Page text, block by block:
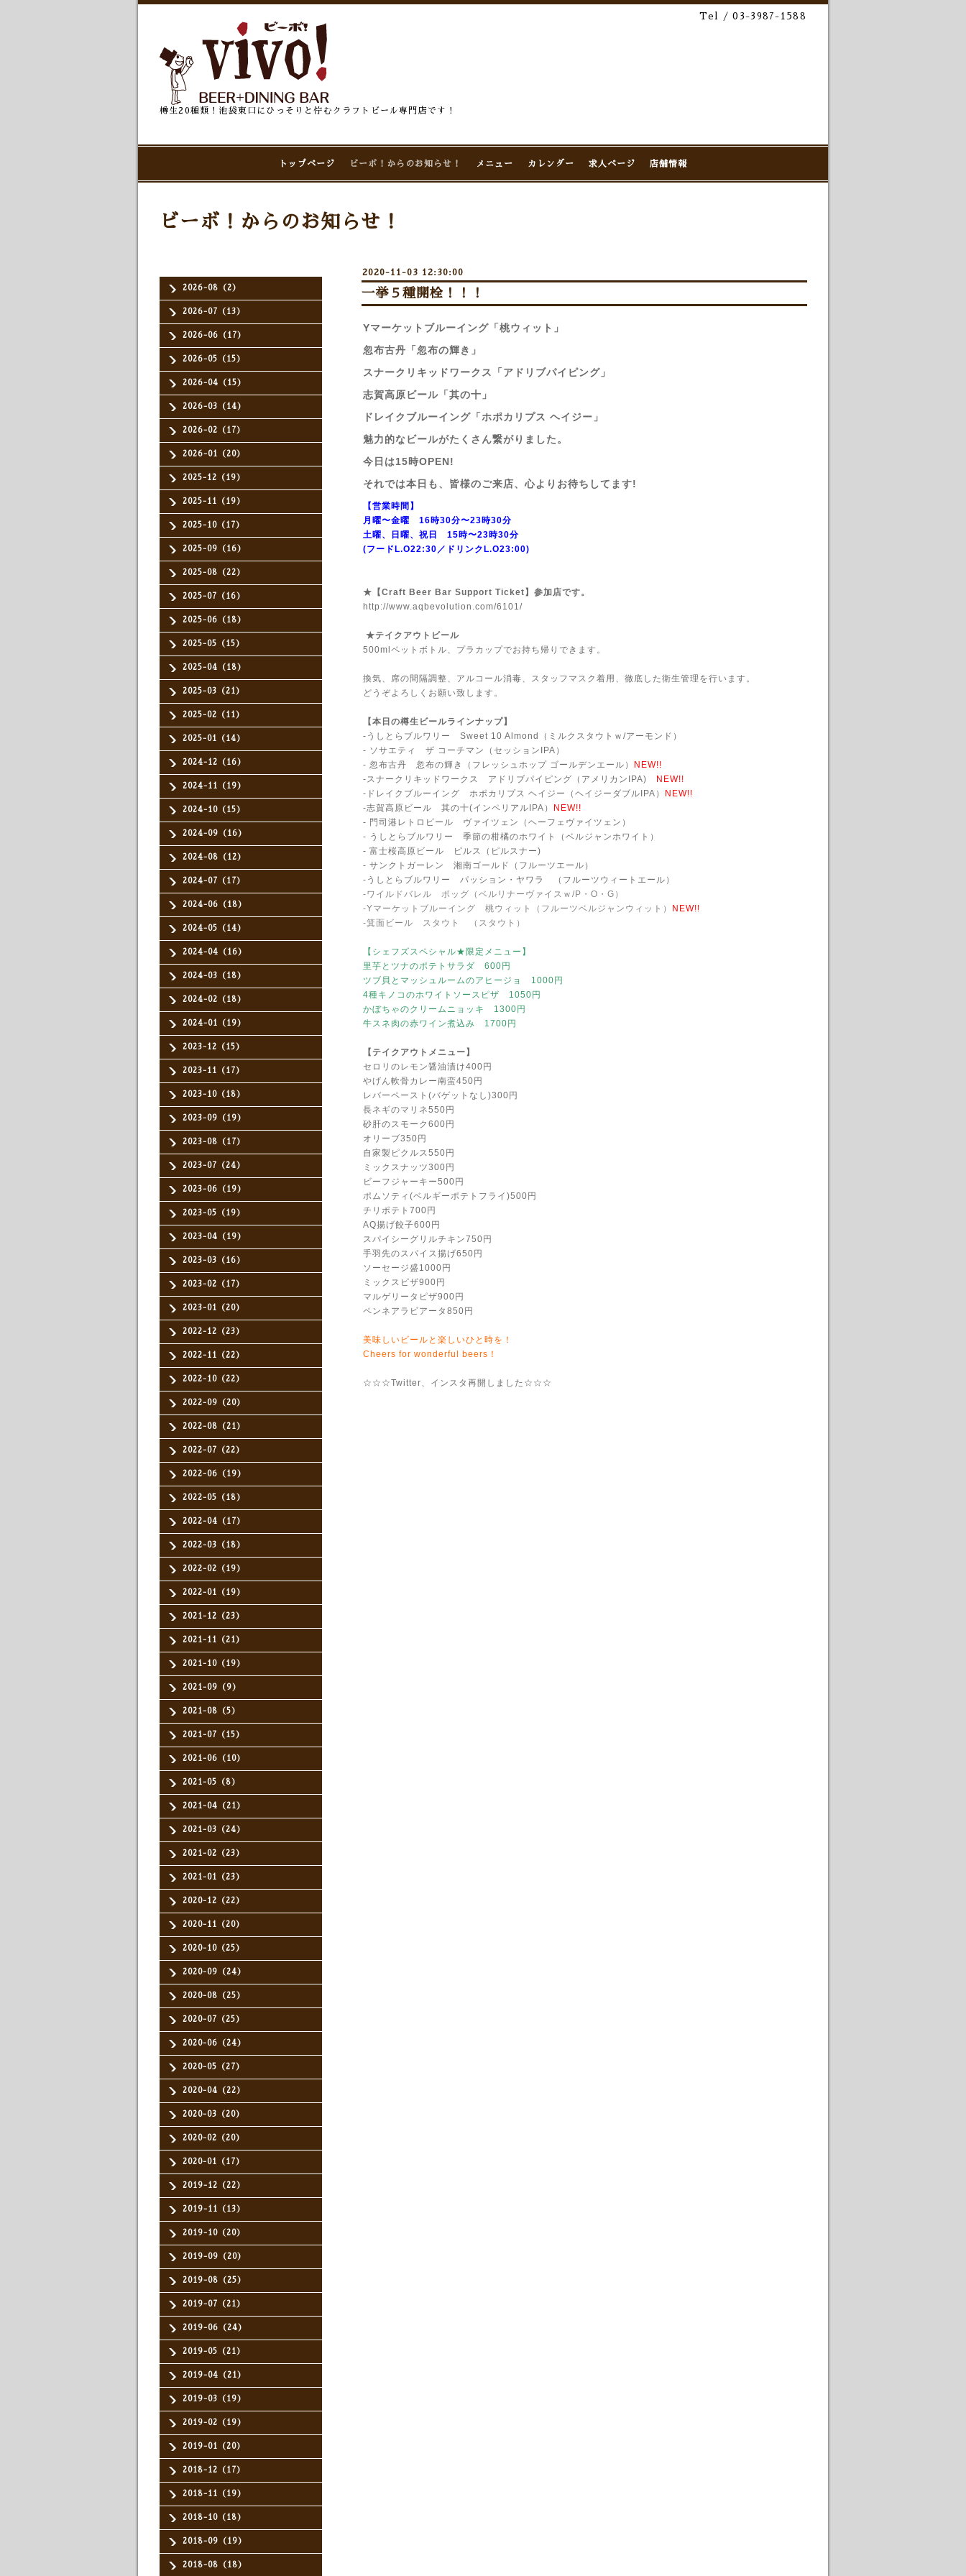
Tel / 03-3987-1588
樽生20種類！池袋東口にひっそりと佇むクラフトビール専門店です！
トップページ ビーボ！からのお知らせ！ メニュー カレンダー 求人ページ 店舗情報
2026-08（2）
2026-07（13）
2026-06（17）
2026-05（15）
2026-04（15）
2026-03（14）
2026-02（17）
2026-01（20）
2025-12（19）
2025-11（19）
2025-10（17）
2025-09（16）
2025-08（22）
2025-07（16）
2025-06（18）
2025-05（15）
2025-04（18）
2025-03（21）
2025-02（11）
2025-01（14）
2024-12（16）
2024-11（19）
2024-10（15）
2024-09（16）
2024-08（12）
2024-07（17）
2024-06（18）
2024-05（14）
2024-04（16）
2024-03（18）
2024-02（18）
2024-01（19）
2023-12（15）
2023-11（17）
2023-10（18）
2023-09（19）
2023-08（17）
2023-07（24）
2023-06（19）
2023-05（19）
2023-04（19）
2023-03（16）
2023-02（17）
2023-01（20）
2022-12（23）
2022-11（22）
2022-10（22）
2022-09（20）
2022-08（21）
2022-07（22）
2022-06（19）
2022-05（18）
2022-04（17）
2022-03（18）
2022-02（19）
2022-01（19）
2021-12（23）
2021-11（21）
2021-10（19）
2021-09（9）
2021-08（5）
2021-07（15）
2021-06（10）
2021-05（8）
2021-04（21）
2021-03（24）
2021-02（23）
2021-01（23）
2020-12（22）
2020-11（20）
2020-10（25）
2020-09（24）
2020-08（25）
2020-07（25）
2020-06（24）
2020-05（27）
2020-04（22）
2020-03（20）
2020-02（20）
2020-01（17）
2019-12（22）
2019-11（13）
2019-10（20）
2019-09（20）
2019-08（25）
2019-07（21）
2019-06（24）
2019-05（21）
2019-04（21）
2019-03（19）
2019-02（19）
2019-01（20）
2018-12（17）
2018-11（19）
2018-10（18）
2018-09（19）
2018-08（18）
ビーボ！からのお知らせ！
2020-11-03 12:30:00
一挙５種開栓！！！
Yマーケットブルーイング「桃ウィット」
忽布古丹「忽布の輝き」
スナークリキッドワークス「アドリブパイピング」
志賀高原ビール「其の十」
ドレイクブルーイング「ホポカリプス ヘイジー」
魅力的なビールがたくさん繋がりました。
今日は15時OPEN!
それでは本日も、皆様のご来店、心よりお待ちしてます!
【営業時間】
月曜〜金曜 16時30分〜23時30分
土曜、日曜、祝日 15時〜23時30分
(フードL.O22:30／ドリンクL.O23:00)
★【Craft Beer Bar Support Ticket】参加店です。
http://www.aqbevolution.com/6101/
★テイクアウトビール
500mlペットボトル、プラカップでお持ち帰りできます。
換気、席の間隔調整、アルコール消毒、スタッフマスク着用、徹底した衛生管理を行います。
どうぞよろしくお願い致します。
【本日の樽生ビールラインナップ】
-うしとらブルワリー Sweet 10 Almond（ミルクスタウトｗ/アーモンド）
- ソサエティ ザ コーチマン（セッションIPA）
- 忽布古丹 忽布の輝き（フレッシュホップ ゴールデンエール）
NEW!!
-スナークリキッドワークス アドリブパイピング（アメリカンIPA)
NEW!!
-ドレイクブルーイング ホポカリプス ヘイジー（ヘイジーダブルIPA）
NEW!!
-志賀高原ビール 其の十(インペリアルIPA）
NEW!!
- 門司港レトロビール ヴァイツェン（ヘーフェヴァイツェン）
- うしとらブルワリー 季節の柑橘のホワイト（ベルジャンホワイト）
- 富士桜高原ビール ピルス（ピルスナー)
- サンクトガーレン 湘南ゴールド（フルーツエール）
-うしとらブルワリー パッション・ヤワラ （フルーツウィートエール）
-ワイルドバレル ポッグ（ベルリナーヴァイスｗ/P・O・G）
-Yマーケットブルーイング 桃ウィット（フルーツベルジャンウィット）
NEW!!
-箕面ビール スタウト （スタウト）
【シェフズスペシャル★限定メニュー】
里芋とツナのポテトサラダ 600円
ツブ貝とマッシュルームのアヒージョ 1000円
4種キノコのホワイトソースピザ 1050円
かぼちゃのクリームニョッキ 1300円
牛スネ肉の赤ワイン煮込み 1700円
【テイクアウトメニュー】
セロリのレモン醤油漬け400円
やげん軟骨カレー南蛮450円
レバーペースト(バゲットなし)300円
長ネギのマリネ550円
砂肝のスモーク600円
オリーブ350円
自家製ピクルス550円
ミックスナッツ300円
ビーフジャーキー500円
ポムソティ(ベルギーポテトフライ)500円
チリポテト700円
AQ揚げ餃子600円
スパイシーグリルチキン750円
手羽先のスパイス揚げ650円
ソーセージ盛1000円
ミックスピザ900円
マルゲリータピザ900円
ペンネアラビアータ850円
美味しいビールと楽しいひと時を！
Cheers for wonderful beers！
☆☆☆Twitter、インスタ再開しました☆☆☆